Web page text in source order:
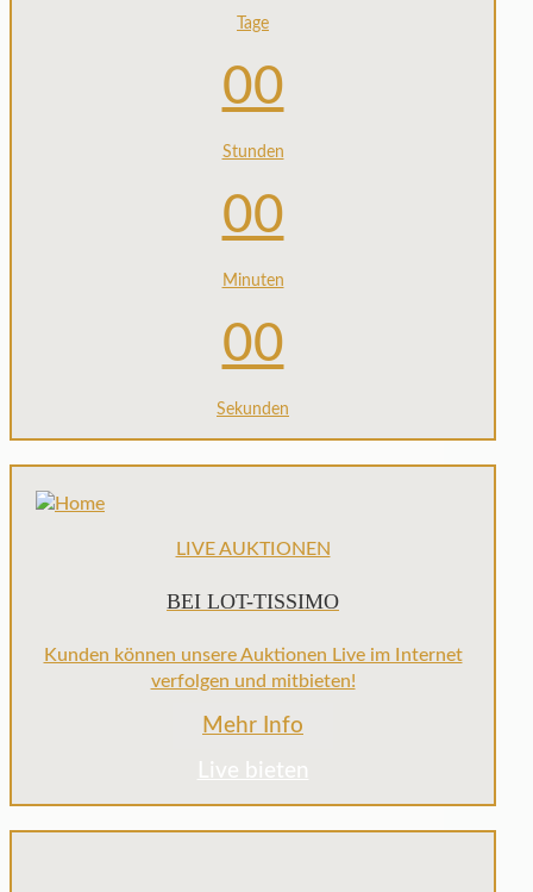
Tage
00
Stunden
00
Minuten
00
Sekunden
LIVE AUKTIONEN
BEI LOT-TISSIMO
Kunden können unsere Auktionen Live im Internet
verfolgen und mitbieten!
Mehr Info
Live bieten